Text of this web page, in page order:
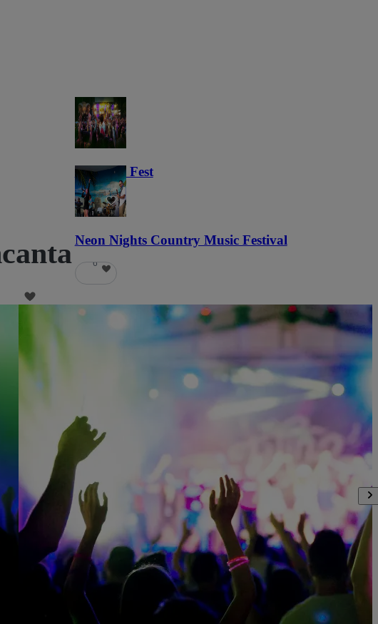
Haunted Fest
58
Neon Nights Country Music Festival
6